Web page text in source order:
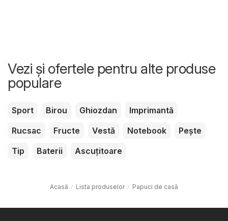
Vezi și ofertele pentru alte produse
populare
Sport Birou Ghiozdan
Imprimantă
Rucsac
Fructe Vestă Notebook
Pește
Tip
Baterii Ascuțitoare
Acasă Lista produselor Papuci de casă